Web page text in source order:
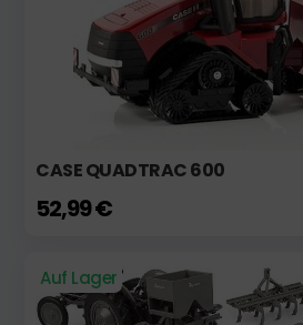
CASE QUADTRAC 600
52,99 €
Auf Lager